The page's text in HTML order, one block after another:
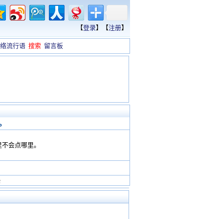
【登录】【注册】
流行语 搜索 留言板
会点哪里。